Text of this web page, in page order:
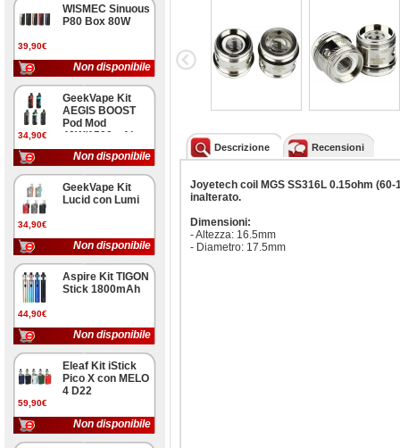
39,90€
WISMEC Sinuous
P80 Box 80W
Non disponibile
34,90€
GeekVape Kit
AEGIS BOOST
Pod Mod
40W/1500mAh
Non disponibile
34,90€
GeekVape Kit
Lucid con Lumi
Non disponibile
44,90€
Aspire Kit TIGON
Stick 1800mAh
Non disponibile
59,90€
Eleaf Kit iStick
Pico X con MELO
4 D22
Non disponibile
Descrizione Recensioni
Joyetech coil MGS SS316L 0.15ohm
inalterato.
Dimensioni:
- Altezza: 16.5mm
- Diametro: 17.5mm